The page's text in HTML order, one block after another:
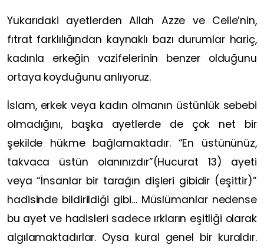
Yukarıdaki ayetlerden Allah Azze ve Celle’nin,
fıtrat farklılığından kaynaklı bazı durumlar hariç,
kadınla erkeğin vazifelerinin benzer olduğunu
ortaya koyduğunu anlıyoruz.
İslam, erkek veya kadın olmanın üstünlük sebebi
olmadığını, başka ayetlerde de çok net bir
şekilde hükme bağlamaktadır. “En üstününüz,
takvaca üstün olanınızdır”(Hucurat 13) ayeti
veya “İnsanlar bir tarağın dişleri gibidir (eşittir)”
hadisinde bildirildiği gibi… Müslümanlar nedense
bu ayet ve hadisleri sadece ırkların eşitliği olarak
algılamaktadırlar. Oysa kural genel bir kuraldır.